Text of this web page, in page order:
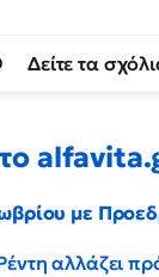
Δείτε τα
με
αλλάζει